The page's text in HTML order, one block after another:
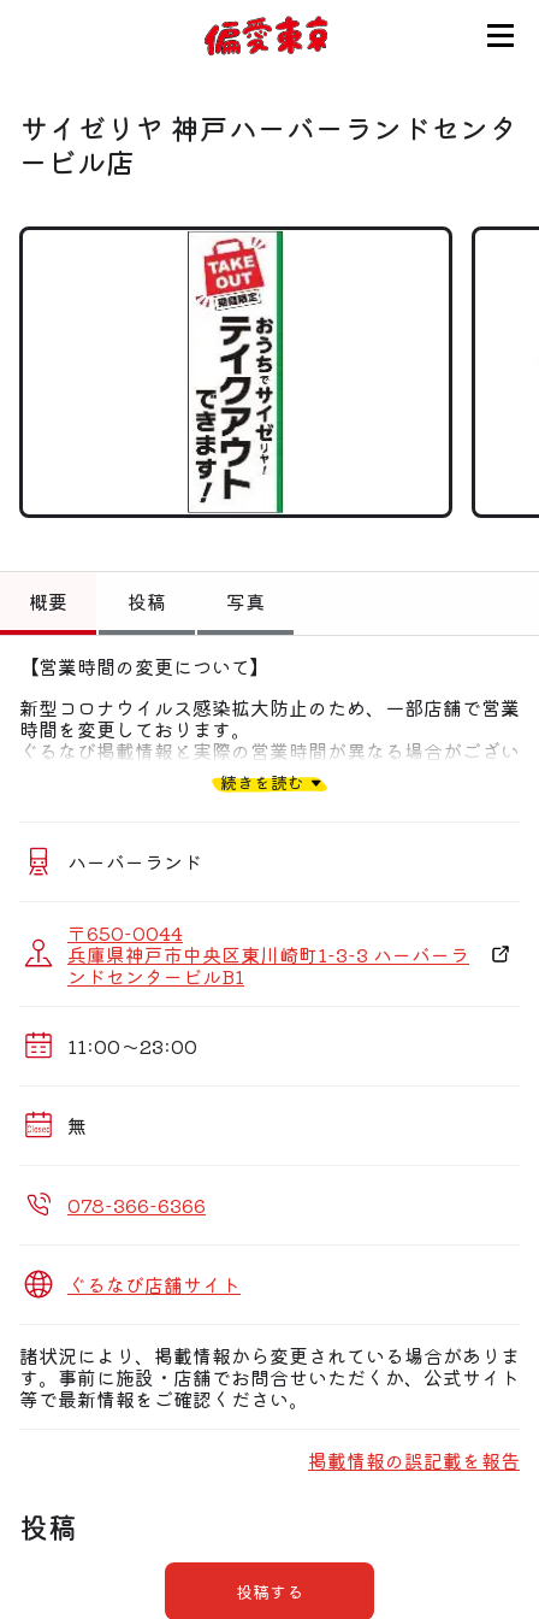
使い方
偏愛コミュニティ
投稿
偏愛記事
偏愛人
サイゼリヤ 神戸ハーバーランドセンタ
ービル店
概要 投稿 写真
【営業時間の変更について】
新型コロナウイルス感染拡大防止のため、一部店舗で営業
時間を変更しております。
ぐるなび掲載情報と実際の営業時間が異なる場合がござい
お客様にはご不便をおかけいたしますが、何卒ご理解のほ
各店舗の営業時間の詳細は、サイゼリヤのホームページを
ご確認くださいませ。
続きを読む
ハーバーランド
〒650-0044
兵庫県神戸市中央区東川崎町1-3-3 ハーバーラ
ンドセンタービルB1
11:00〜23:00
無
078-366-6366
ぐるなび店舗サイト
諸状況により、掲載情報から変更されている場合がありま
す。事前に施設・店舗でお問合せいただくか、公式サイト
等で最新情報をご確認ください。
掲載情報の誤記載を報告
投稿
投稿する